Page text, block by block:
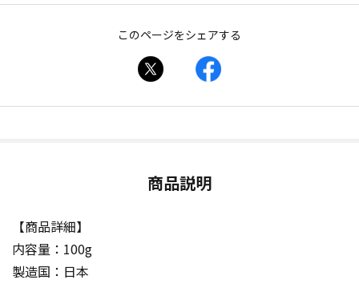
このページをシェアする
商品説明
【商品詳細】
内容量：100g
製造国：日本